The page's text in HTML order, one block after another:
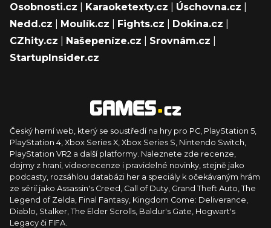
Osobnosti.cz
Karaoketexty.cz Úschovna.cz
Nedd.cz
Moulík.cz Fights.cz Dokina.cz
CZhity.cz
Našepeníze.cz Srovnám.cz
StartupInsider.cz
Český herní web, který se soustředí na hry pro PC, PlayStation 5,
PlayStation 4, Xbox Series X, Xbox Series S, Nintendo Switch,
PlayStation VR2 a další platformy. Naleznete zde recenze,
dojmy z hraní, videorecenze i pravidelné novinky, stejně jako
podcasty, rozsáhlou databázi her a speciály k očekávaným hrám
ze sérií jako Assassin's Creed, Call of Duty, Grand Theft Auto, The
Legend of Zelda, Final Fantasy, Kingdom Come: Deliverance,
Diablo, Stalker, The Elder Scrolls, Baldur's Gate, Hogwart's
Legacy či FIFA.